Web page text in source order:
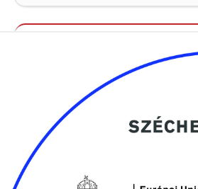
Szociális Ágazati Portál